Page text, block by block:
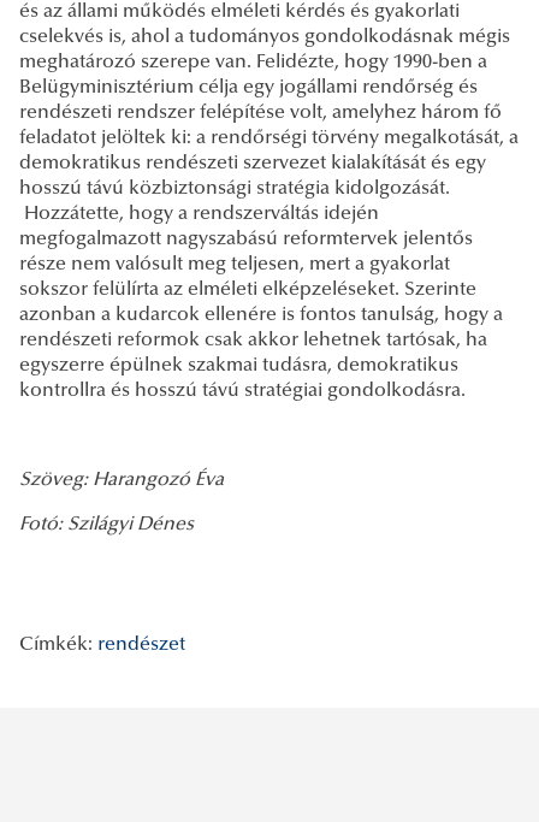
és az állami működés elméleti kérdés és gyakorlati
cselekvés is, ahol a tudományos gondolkodásnak mégis
meghatározó szerepe van. Felidézte, hogy 1990-ben a
Belügyminisztérium célja egy jogállami rendőrség és
rendészeti rendszer felépítése volt, amelyhez három fő
feladatot jelöltek ki: a rendőrségi törvény megalkotását, a
demokratikus rendészeti szervezet kialakítását és egy
hosszú távú közbiztonsági stratégia kidolgozását.
Hozzátette, hogy a rendszerváltás idején
megfogalmazott nagyszabású reformtervek jelentős
része nem valósult meg teljesen, mert a gyakorlat
sokszor felülírta az elméleti elképzeléseket. Szerinte
azonban a kudarcok ellenére is fontos tanulság, hogy a
rendészeti reformok csak akkor lehetnek tartósak, ha
egyszerre épülnek szakmai tudásra, demokratikus
kontrollra és hosszú távú stratégiai gondolkodásra.
Szöveg: Harangozó Éva
Fotó: Szilágyi Dénes
Címkék: rendészet